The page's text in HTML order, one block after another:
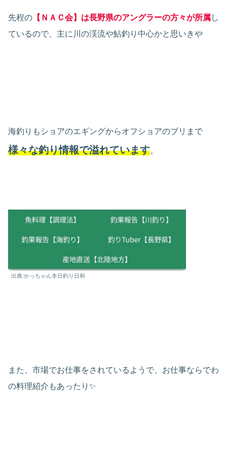
先程の 【ＮＡＣ会】は長野県のアングラーの方々が所属し
ているので、主に川の渓流や鮎釣り中心かと思いきや
海釣りもショアのエギングからオフショアのブリまで
様々な釣り情報で溢れています。
出典:かっちゃん本日釣り日和
また、市場でお仕事をされているようで、お仕事ならでわ
の料理紹介もあったり✨